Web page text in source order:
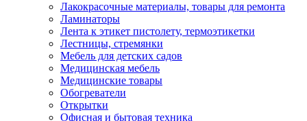
Лакокрасочные материалы, товары для ремонта
Ламинаторы
Лента к этикет пистолету, термоэтикетки
Лестницы, стремянки
Мебель для детских садов
Медицинская мебель
Медицинские товары
Обогреватели
Открытки
Офисная и бытовая техника